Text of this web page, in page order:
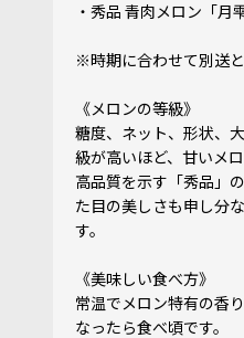
・秀品 青肉メロン「月
※時期に合わせて別送と
《メロンの等級》
糖度、ネット、形状、
級が高いほど、甘いメロ
高品質を示す「秀品」
た目の美しさも申し分
す。
《美味しい食べ方》
常温でメロン特有の香
なったら食べ頃です。